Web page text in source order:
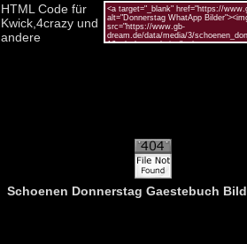
HTML Code für
Kwick,4crazy und
andere
Schoenen Donnerstag Gaestebuch Bild